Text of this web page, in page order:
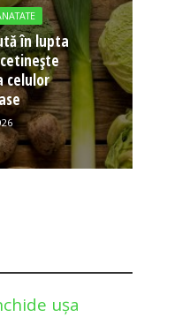
în lupta
celulor
ușa